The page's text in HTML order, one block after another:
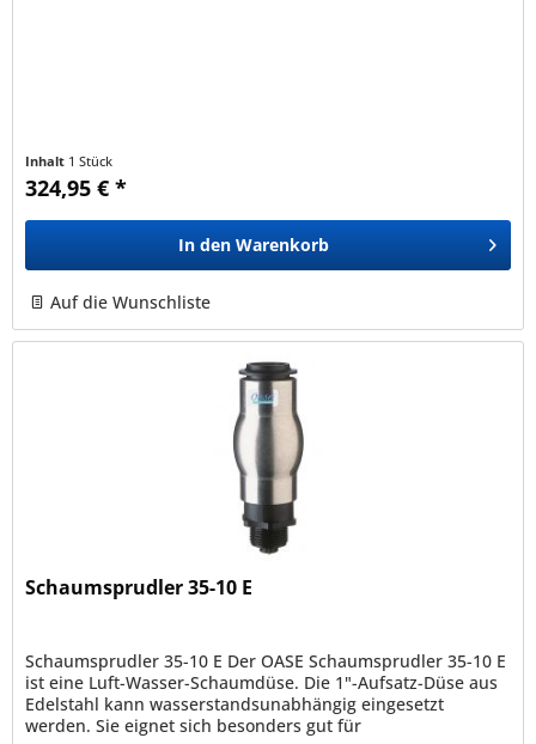
Inhalt 1 Stück
324,95 € *
In den Warenkorb
Auf die Wunschliste
Schaumsprudler 35-10 E
Schaumsprudler 35-10 E Der OASE Schaumsprudler 35-10 E
ist eine Luft-Wasser-Schaumdüse. Die 1"-Aufsatz-Düse aus
Edelstahl kann wasserstandsunabhängig eingesetzt
werden. Sie eignet sich besonders gut für